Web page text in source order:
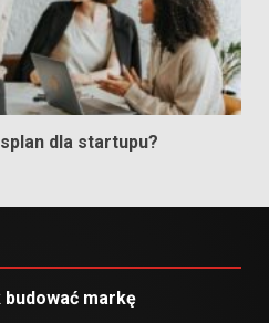
dla startupu?
markę